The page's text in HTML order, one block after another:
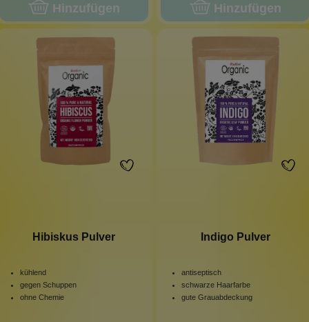
Hinzufügen Hinzufügen
Hibiskus Pulver
kühlend
gegen Schuppen
ohne Chemie
Indigo Pulver
antiseptisch
schwarze Haarfarbe
gute Grauabdeckung